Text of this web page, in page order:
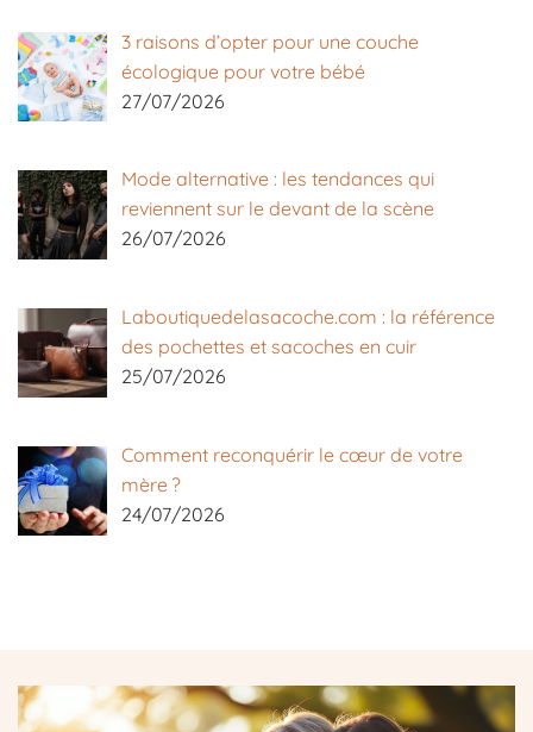
3 raisons d’opter pour une couche
écologique pour votre bébé
27/07/2026
Mode alternative : les tendances qui
reviennent sur le devant de la scène
26/07/2026
Laboutiquedelasacoche.com : la référence
des pochettes et sacoches en cuir
25/07/2026
Comment reconquérir le cœur de votre
mère ?
24/07/2026